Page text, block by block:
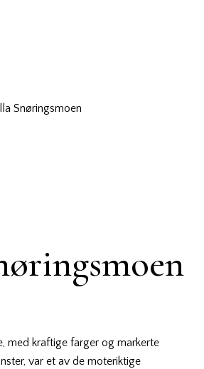
Snøringsmoen
med kraftige farger og markerte
var et av de moteriktige